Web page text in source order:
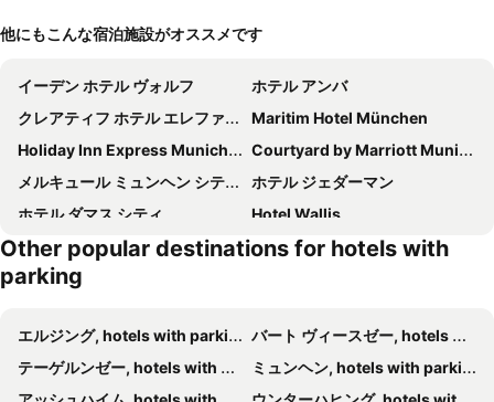
他にもこんな宿泊施設がオススメです
イーデン ホテル ヴォルフ
ホテル アンバ
クレアティフ ホテル エレファント
Maritim Hotel München
Holiday Inn Express Munich - City East By Ihg
Courtyard by Marriott Munich City Center
メルキュール ミュンヘン シティ センター
ホテル ジェダーマン
ホテル ダマス シティ
Hotel Wallis
ホテル エダー
Hotel Excelsior München
バディ ホテル
イビス ミュンヘン シティ
ドレイ ローウェン ホテル
ホテル ロイヤル
Euro Youth Hotel
Other popular destinations for hotels with
parking
エルジング, hotels with parking
バート ヴィースゼー, hotels with parking
テーゲルンゼー, hotels with parking
ミュンヘン, hotels with parking